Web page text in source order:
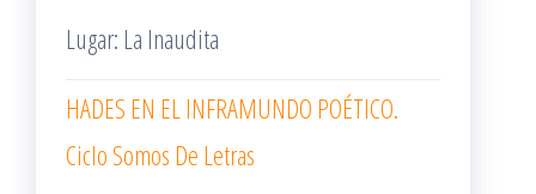
Lugar: La Inaudita
HADES EN EL INFRAMUNDO POÉTICO.
Ciclo Somos De Letras